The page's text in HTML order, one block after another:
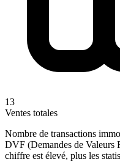
13
Ventes totales
Nombre de transactions
DVF (Demandes de Valeurs
chiffre est élevé, plus les